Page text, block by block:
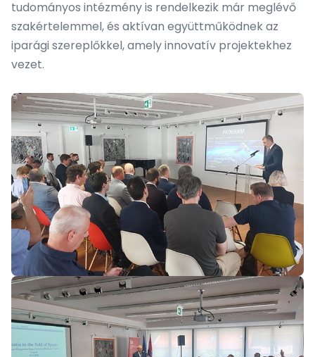
tudományos intézmény is rendelkezik már meglévő
szakértelemmel, és aktívan együttműködnek az
iparági szereplőkkel, amely innovatív projektekhez
vezet.